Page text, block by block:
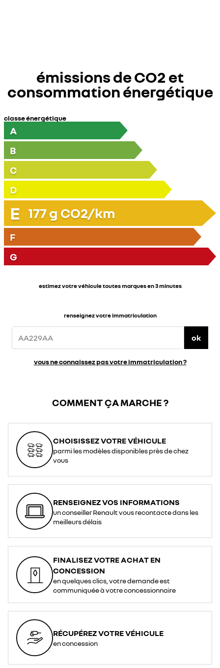
émissions de CO2 et
consommation énergétique
classe énergétique
A
B
C
D
E 177g CO2/km
F
G
estimez votre véhicule toutes marques en 3 minutes
renseignez votre immatriculation
ok
vous ne connaissez pas votre immatriculation ?
COMMENT ÇA MARCHE ?
CHOISISSEZ VOTRE VÉHICULE
parmi les modèles disponibles près de chez
vous
RENSEIGNEZ VOS INFORMATIONS
un conseiller Renault vous recontacte dans les
meilleurs délais
FINALISEZ VOTRE ACHAT EN
CONCESSION
en quelques clics, votre demande est
communiquée à votre concessionnaire
RÉCUPÉREZ VOTRE VÉHICULE
en concession